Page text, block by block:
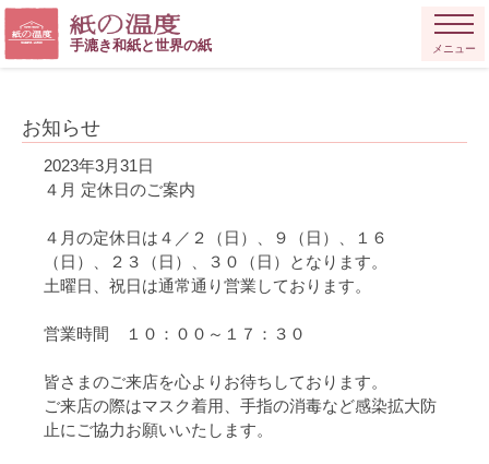
手漉き和紙と世界の紙 メニュー
お知らせ
2023年3月31日
４月 定休日のご案内
４月の定休日は４／２（日）、９（日）、１６
（日）、２３（日）、３０（日）となります。
土曜日、祝日は通常通り営業しております。
営業時間 １０：００～１７：３０
皆さまのご来店を心よりお待ちしております。
ご来店の際はマスク着用、手指の消毒など感染拡大防
止にご協力お願いいたします。